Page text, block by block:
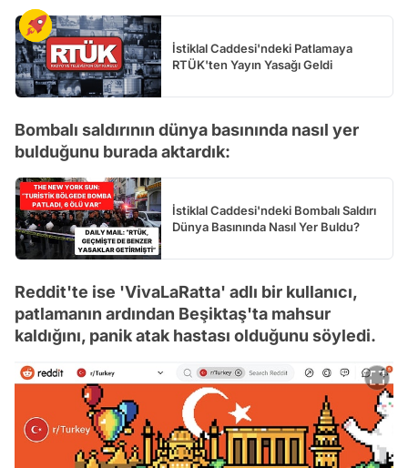
İstiklal Caddesi'ndeki Patlamaya
RTÜK'ten Yayın Yasağı Geldi
Bombalı saldırının dünya basınında nasıl yer
bulduğunu burada aktardık:
İstiklal Caddesi'ndeki Bombalı Saldırı
Dünya Basınında Nasıl Yer Buldu?
Reddit'te ise 'VivaLaRatta' adlı bir kullanıcı,
patlamanın ardından Beşiktaş'ta mahsur
kaldığını, panik atak hastası olduğunu söyledi.